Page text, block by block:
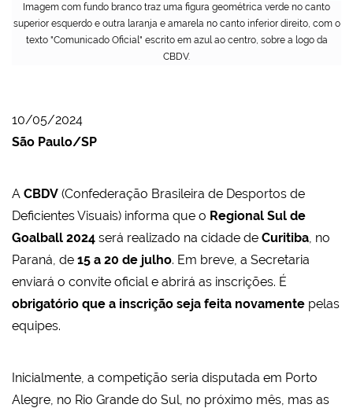
Imagem com fundo branco traz uma figura geométrica verde no canto
superior esquerdo e outra laranja e amarela no canto inferior direito, com o
texto "Comunicado Oficial" escrito em azul ao centro, sobre a logo da
CBDV.
10/05/2024
São Paulo/SP
A CBDV (Confederação Brasileira de Desportos de
Deficientes Visuais) informa que o Regional Sul de
Goalball 2024 será realizado na cidade de Curitiba , no
Paraná, de 15 a 20 de julho. Em breve, a Secretaria
enviará o convite oficial e abrirá as inscrições. É
obrigatório que a inscrição seja feita novamente pelas
equipes.
Inicialmente, a competição seria disputada em Porto
Alegre, no Rio Grande do Sul, no próximo mês, mas as